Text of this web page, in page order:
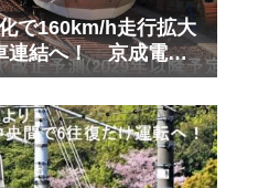
で160km/h走行拡大
連結へ！ 京成電鉄
以降予定)